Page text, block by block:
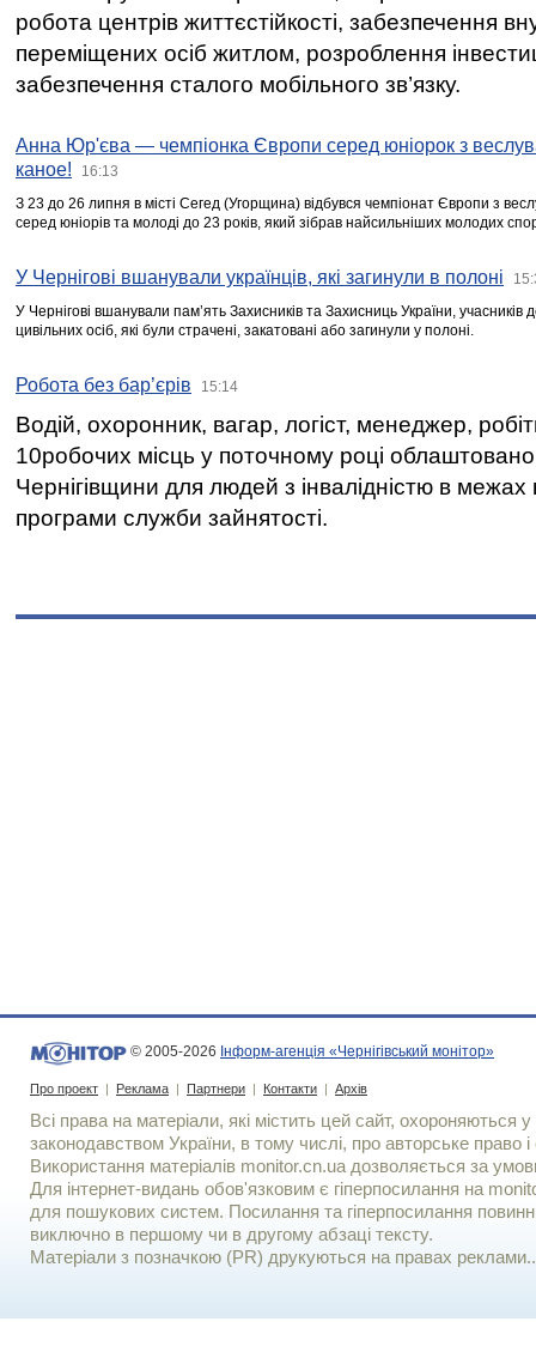
робота центрів життєстійкості, забезпечення
переміщених осіб житлом, розроблення
забезпечення сталого мобільного зв’язку.
Анна Юр'єва — чемпіонка Європи серед юніорок з
каное!
16:13
З 23 до 26 липня в місті Сегед (Угорщина) відбувся чемпіонат Європи з
серед юніорів та молоді до 23 років, який зібрав найсильніших молодих
У Чернігові вшанували українців, які загинули в полоні
У Чернігові вшанували пам’ять Захисників та Захисниць України,
цивільних осіб, які були страчені, закатовані або загинули у полоні.
Робота без бар’єрів 15:14
Водій, охоронник, вагар, логіст, менеджер,
10робочих місць у поточному році
Чернігівщини для людей з інвалідністю в межах
програми служби зайнятості.
© 2005-2026 Інформ-агенція «Чернігівський монітор»
Про проект | Реклама | Партнери | Контакти | Архів
Всі права на матеріали, які містить цей сайт, охороняються у
законодавством України, в тому числі, про авторське право і
Використання матерiалiв monitor.cn.ua дозволяється за
Для iнтернет-видань обов'язковим є гiперпосилання на
для пошукових систем. Посилання та гіперпосилання
виключно в першому чи в другому абзаці тексту.
Матеріали з позначкою (PR) друкуються на правах реклами..